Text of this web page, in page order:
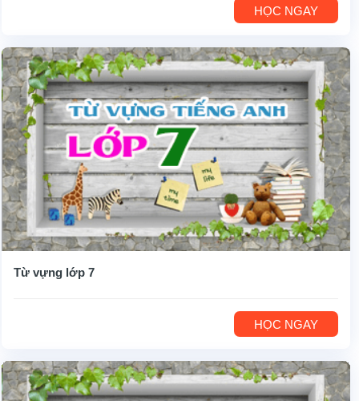
HỌC NGAY
Từ vựng lớp 7
HỌC NGAY